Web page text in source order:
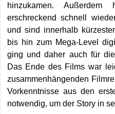
hinzukamen.
erschreckend schnell
und sind innerhalb
bis hin zum Mega-Level
ging und daher auch für
Das Ende des Films war
zusammenhängenden
Vorkenntnisse aus den
notwendig, um der Story in